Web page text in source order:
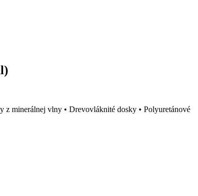
z minerálnej vlny • Drevovláknité dosky • Polyuretánové